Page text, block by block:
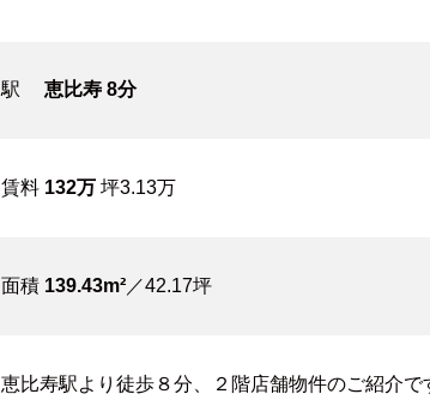
駅 恵比寿 8分
賃料 132万坪3.13万
面積 139.43m²／42.17坪
恵比寿駅より徒歩８分、２階店舗物件のご紹介